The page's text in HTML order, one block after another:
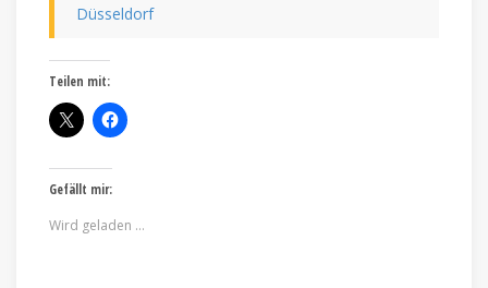
Düsseldorf
Teilen mit:
Gefällt mir:
Wird geladen …